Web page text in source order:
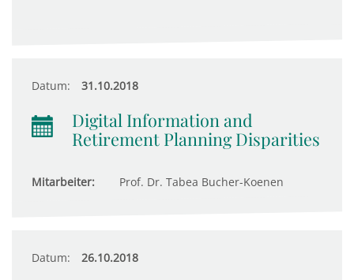
Datum: 31.10.2018
Digital Information and
Retirement Planning Disparities
Mitarbeiter: Prof. Dr. Tabea Bucher-Koenen
Datum: 26.10.2018